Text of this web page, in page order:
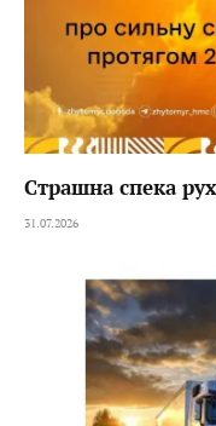
Страшна спека
31.07.2026